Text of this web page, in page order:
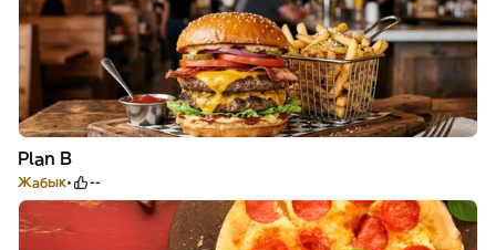
Plan B
Жабык --